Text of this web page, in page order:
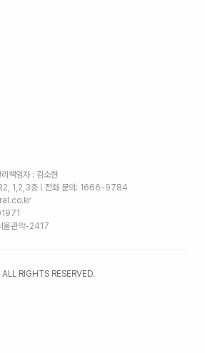
책임자 : 김소현
1,2,3층 | 전화 문의: 1666-9784
울관악-2417
ALL RIGHTS RESERVED.